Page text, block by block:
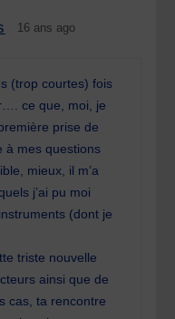
16 ans ago
(trop courtes) fois
ce que, moi, je
prise de
à mes questions
mieux, il m’a
j’ai pu moi
(dont je
triste nouvelle
ainsi que de
cas, ta rencontre